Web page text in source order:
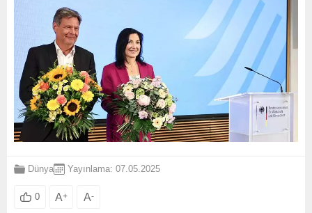
Dünya Yayınlama: 07.05.2025
0 A+ A-